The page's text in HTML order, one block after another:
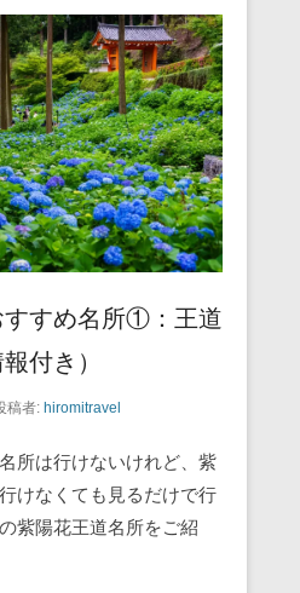
st
a
すすめ名所①：王道
付き）
稿者: hiromitravel
所は行けないけれど、紫
けなくても見るだけで行
紫陽花王道名所をご紹